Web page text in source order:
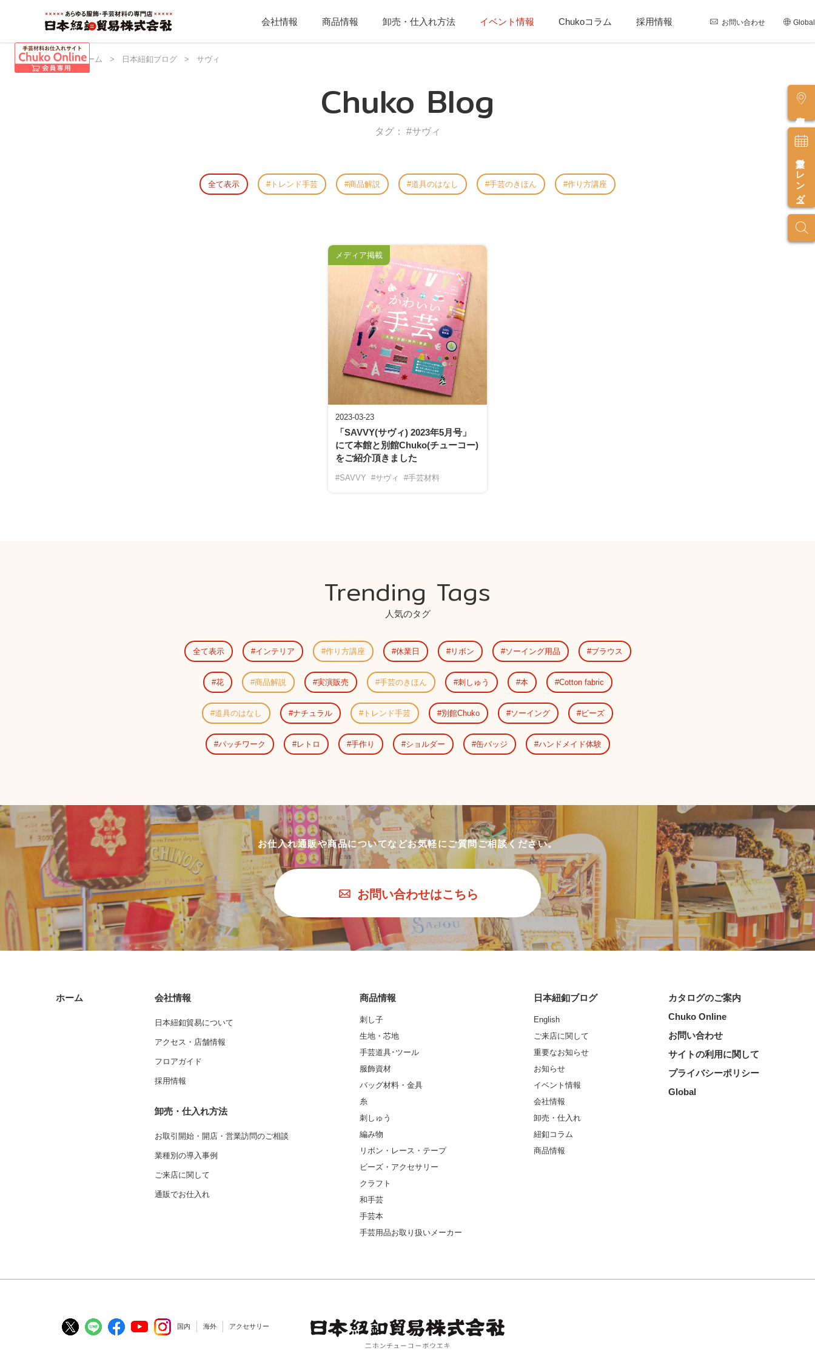
会社情報 商品情報 卸売・仕入れ方法 イベント情報 Chukoコラム 採用情報 お問い合わせ Global
営業カレンダー
日本紐釦 ホーム > 日本紐釦ブログ > サヴィ
Chuko Blog
タグ： #サヴィ
全て表示 トレンド手芸 商品解説 道具のはなし 手芸のきほん 作り方講座
2023-03-23
「SAVVY(サヴィ) 2023年5月号」
にて本館と別館Chuko(チューコー)
をご紹介頂きました
#SAVVY #サヴィ #手芸材料
メディア掲載
Trending Tags
人気のタグ
全て表示 インテリア 作り方講座 休業日 リボン ソーイング用品 ブラウス
花 商品解説 実演販売 手芸のきほん 刺しゅう 本 Cotton fabric
道具のはなし ナチュラル トレンド手芸 別館Chuko ソーイング ビーズ
パッチワーク レトロ 手作り ショルダー 缶バッジ ハンドメイド体験
お仕入れ通販や商品についてなどお気軽にご質問ご相談ください。
お問い合わせはこちら
ホーム 会社情報
日本紐釦貿易について
アクセス・店舗情報
フロアガイド
採用情報
卸売・仕入れ方法
お取引開始・開店・営業訪問のご相談
業種別の導入事例
ご来店に関して
通販でお仕入れ
商品情報
刺し子
生地・芯地
手芸道具･ツール
服飾資材
バッグ材料・金具
糸
刺しゅう
編み物
リボン・レース・テープ
ビーズ・アクセサリー
クラフト
和手芸
手芸本
手芸用品お取り扱いメーカー
日本紐釦ブログ
English
ご来店に関して
重要なお知らせ
お知らせ
イベント情報
会社情報
卸売・仕入れ
紐釦コラム
商品情報
カタログのご案内
Chuko Online
お問い合わせ
サイトの利用に関して
プライバシーポリシー
Global
国内 海外 アクセサリー